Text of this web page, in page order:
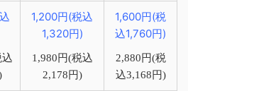
込
1,200円(税込
1,320円)
1,980円(税込
2,178円)
1,600円(税
込1,760円)
2,880円(税
込3,168円)